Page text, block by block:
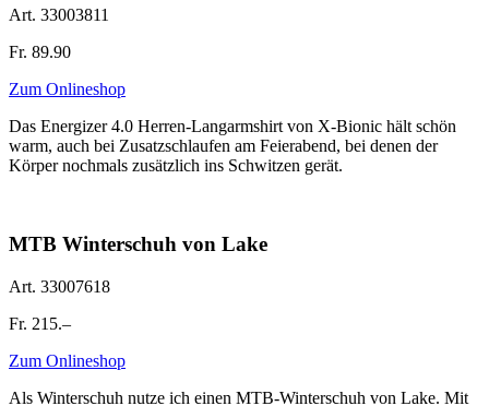
Art. 33003811
Fr. 89.90
Zum Onlineshop
Das Energizer 4.0 Herren-Langarmshirt von X-Bionic hält schön
warm, auch bei Zusatzschlaufen am Feierabend, bei denen der
Körper nochmals zusätzlich ins Schwitzen gerät.
MTB Winterschuh von Lake
Art. 33007618
Fr. 215.–
Zum Onlineshop
Als Winterschuh nutze ich einen MTB-Winterschuh von Lake. Mit